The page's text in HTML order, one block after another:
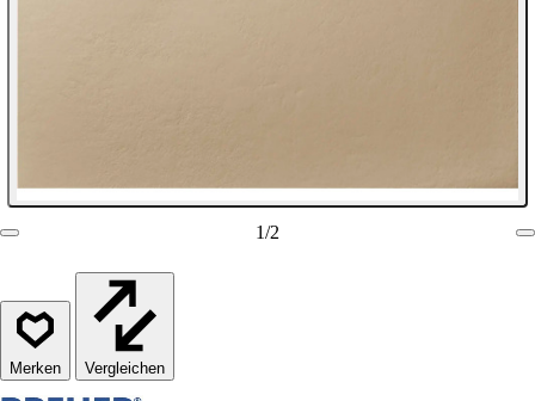
1/2
Vergleichen